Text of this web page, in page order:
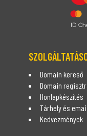
Domain kereső
Domain
Honlapkészítés
Tárhely és email
Kedvezmények